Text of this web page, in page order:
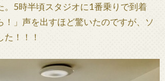
。5時半頃スタジオに1番乗りで到着
！」声を出すほど驚いたのですが、ソ
！！！